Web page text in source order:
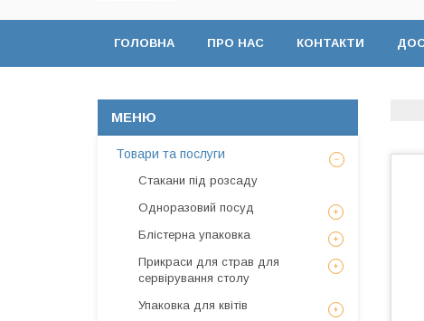
ГОЛОВНА ПРО НАС КОНТАКТИ
Товари та послуги
Стакани під розсаду
Одноразовий посуд
Блістерна упаковка
Прикраси для страв для
сервірування столу
Упаковка для квітів